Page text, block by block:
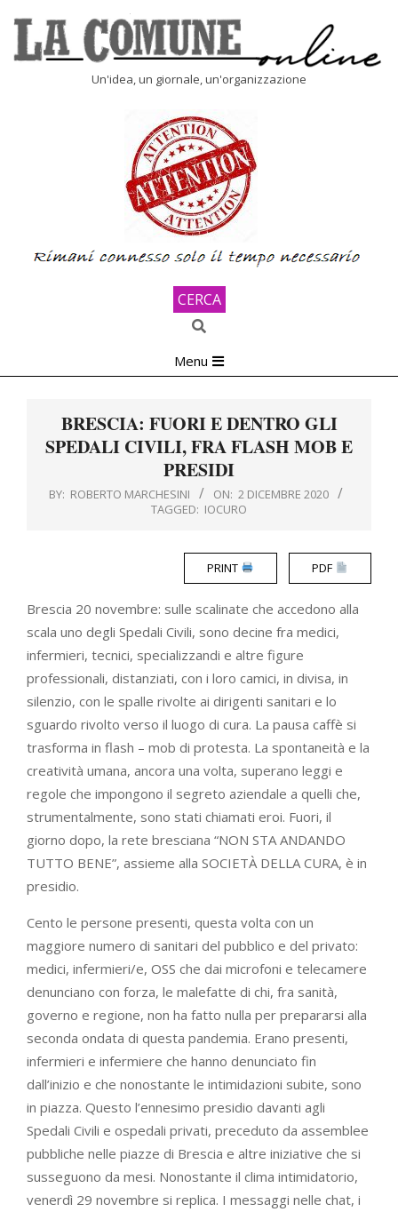
content
Un'idea, un giornale, un'organizzazione
CERCA
Search
Navigation
Menu
BRESCIA: FUORI E DENTRO GLI
SPEDALI CIVILI, FRA FLASH MOB E
PRESIDI
BY: ROBERTO MARCHESINI ON: 2 DICEMBRE 2020
TAGGED: IOCURO
PRINT PDF
Brescia 20 novembre: sulle scalinate che accedono alla
scala uno degli Spedali Civili, sono decine fra medici,
infermieri, tecnici, specializzandi e altre figure
professionali, distanziati, con i loro camici, in divisa, in
silenzio, con le spalle rivolte ai dirigenti sanitari e lo
sguardo rivolto verso il luogo di cura. La pausa caffè si
trasforma in flash – mob di protesta. La spontaneità e la
creatività umana, ancora una volta, superano leggi e
regole che impongono il segreto aziendale a quelli che,
strumentalmente, sono stati chiamati eroi. Fuori, il
giorno dopo, la rete bresciana “NON STA ANDANDO
TUTTO BENE”, assieme alla SOCIETÀ DELLA CURA, è in
presidio.
Cento le persone presenti, questa volta con un
maggiore numero di sanitari del pubblico e del privato:
medici, infermieri/e, OSS che dai microfoni e telecamere
denunciano con forza, le malefatte di chi, fra sanità,
governo e regione, non ha fatto nulla per prepararsi alla
seconda ondata di questa pandemia. Erano presenti,
infermieri e infermiere che hanno denunciato fin
dall’inizio e che nonostante le intimidazioni subite, sono
in piazza. Questo l’ennesimo presidio davanti agli
Spedali Civili e ospedali privati, preceduto da assemblee
pubbliche nelle piazze di Brescia e altre iniziative che si
susseguono da mesi. Nonostante il clima intimidatorio,
venerdì 29 novembre si replica. I messaggi nelle chat, i